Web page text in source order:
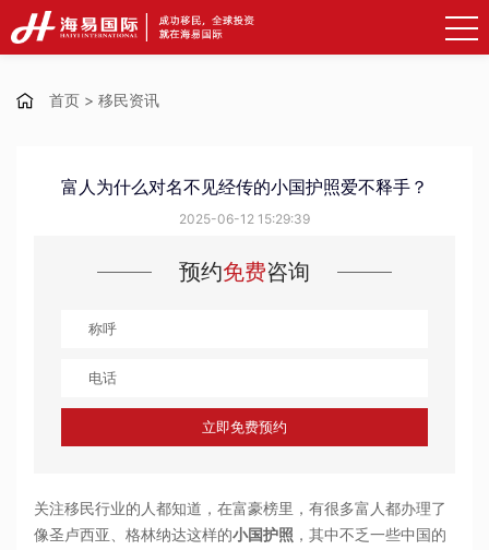
首页 > 移民资讯
富人为什么对名不见经传的小国护照爱不释手？
2025-06-12 15:29:39
预约免费咨询
立即免费预约
关注移民行业的人都知道，在富豪榜里，有很多富人都办理了
像圣卢西亚、格林纳达这样的小国护照 ，其中不乏一些中国的